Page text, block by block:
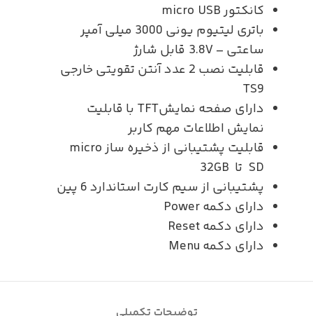
کانکتور micro USB
باتری لیتیوم یونی 3000 میلی آمپر
ساعتی – 3.8V قابل شارژ
قابلیت نصب 2 عدد آنتن تقویتی خارجی
TS9
دارای صفحه نمایشTFT با قابلیت
نمایش اطلاعات مهم کاربر
قابلیت پشتیبانی از ذخیره ساز micro
SD تا 32GB
پشتیبانی از سیم کارت استاندارد 6 پین
دارای دکمه Power
دارای دکمه Reset
دارای دکمه Menu